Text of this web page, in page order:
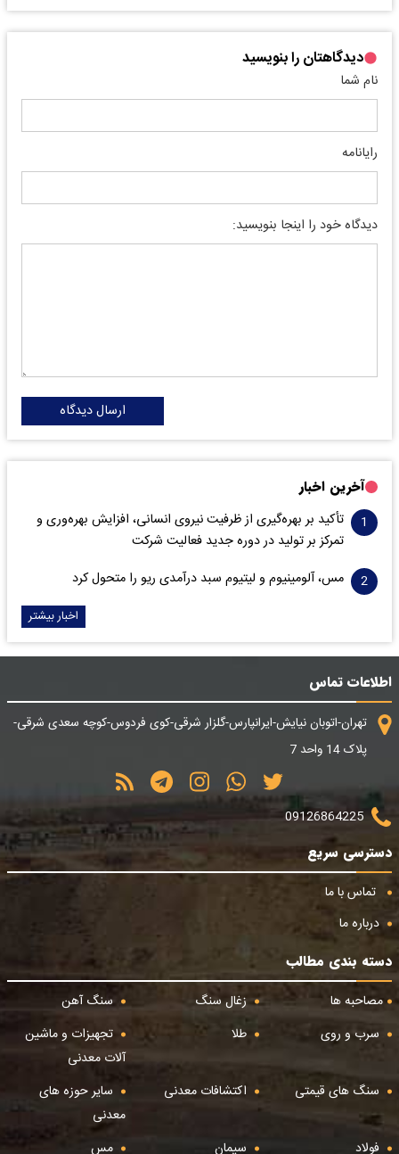
دیدگاهتان را بنویسید
نام شما
رایانامه
دیدگاه خود را اینجا بنویسید:
ارسال دیدگاه
آخرین اخبار
تأکید بر بهره‌گیری از ظرفیت نیروی انسانی، افزایش بهره‌وری و
تمرکز بر تولید در دوره جدید فعالیت شرکت
مس، آلومینیوم و لیتیوم سبد درآمدی ریو را متحول کرد
اخبار بیشتر
اطلاعات تماس
تهران-اتوبان نیایش-ایرانپارس-گلزار شرقی-کوی فردوس-کوچه سعدی شرقی-
پلاک 14 واحد 7
09126864225
دسترسی سریع
تماس با ما
درباره ما
دسته بندی مطالب
مصاحبه ها
زغال سنگ
سنگ آهن
سرب و روی
طلا
تجهیزات و ماشین
آلات معدنی
سنگ های قیمتی
اکتشافات معدنی
سایر حوزه های
معدنی
فولاد
سیمان مس